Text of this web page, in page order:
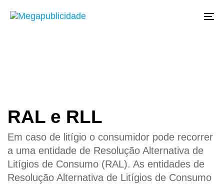
links para
conteúdo
RAL e RLL
Em caso de litígio o consumidor pode recorrer
a uma entidade de Resolução Alternativa de
Litígios de Consumo (RAL). As entidades de
Resolução Alternativa de Litígios de Consumo